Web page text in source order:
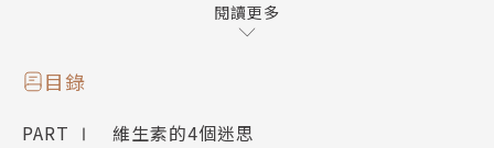
你知道──膠囊所使用的動物膠原料，其中的牛油、動
物骨髓可能含有狂牛症病原嗎？
你知道──魚油原料的養殖環境，可能造成腐壞、污染
閱讀更多
目錄
PART Ⅰ 維生素的4個迷思